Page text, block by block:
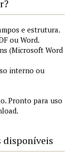
e estrutura.
ou Word.
(Microsoft Word
interno ou
Pronto para uso
disponíveis